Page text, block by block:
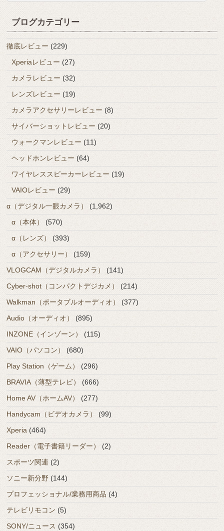
ブログカテゴリー
徹底レビュー (229)
Xperiaレビュー (27)
カメラレビュー (32)
レンズレビュー (19)
カメラアクセサリーレビュー (8)
サイバーショットレビュー (20)
ウォークマンレビュー (11)
ヘッドホンレビュー (64)
ワイヤレススピーカーレビュー (19)
VAIOレビュー (29)
α（デジタル一眼カメラ）
(1,962)
α（本体）
(570)
α（レンズ）
(393)
α（アクセサリー）
(159)
VLOGCAM（デジタルカメラ）
(141)
Cyber-shot（コンパクトデジカメ）
(214)
Walkman（ポータブルオーディオ）
(377)
Audio（オーディオ）
(895)
INZONE（インゾーン）
(115)
VAIO（パソコン）
(680)
Play Station（ゲーム）
(296)
BRAVIA（薄型テレビ）
(666)
Home AV（ホームAV）
(277)
Handycam（ビデオカメラ）
(99)
Xperia (464)
Reader（電子書籍リーダー） (2)
スポーツ関連 (2)
ソニー新分野 (144)
プロフェッショナル/業務用商品 (4)
テレビリモコン (5)
SONY/ニュース (354)